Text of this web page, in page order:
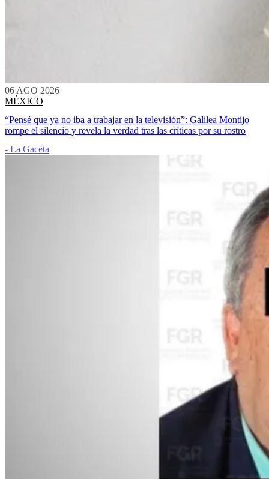
06 AGO 2026
MÉXICO
“Pensé que ya no iba a trabajar en la televisión”: Galilea Montijo
rompe el silencio y revela la verdad tras las críticas por su rostro
- La Gaceta